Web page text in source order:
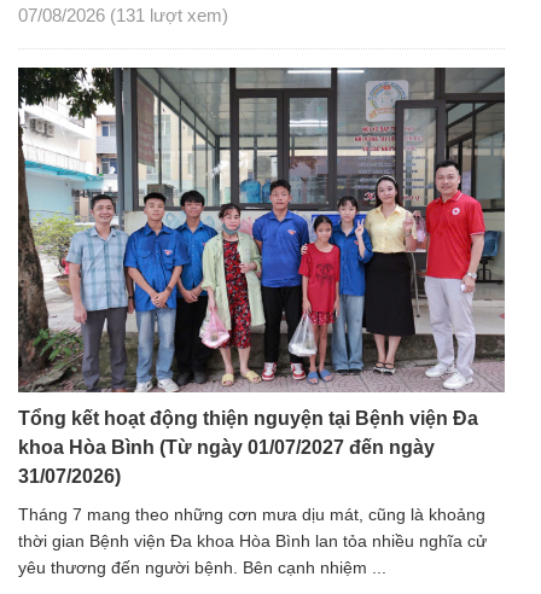
07/08/2026 (131 lượt xem)
Tổng kết hoạt động thiện nguyện tại Bệnh viện Đa
khoa Hòa Bình (Từ ngày 01/07/2027 đến ngày
31/07/2026)
Tháng 7 mang theo những cơn mưa dịu mát, cũng là khoảng
thời gian Bệnh viện Đa khoa Hòa Bình lan tỏa nhiều nghĩa cử
yêu thương đến người bệnh. Bên cạnh nhiệm ...